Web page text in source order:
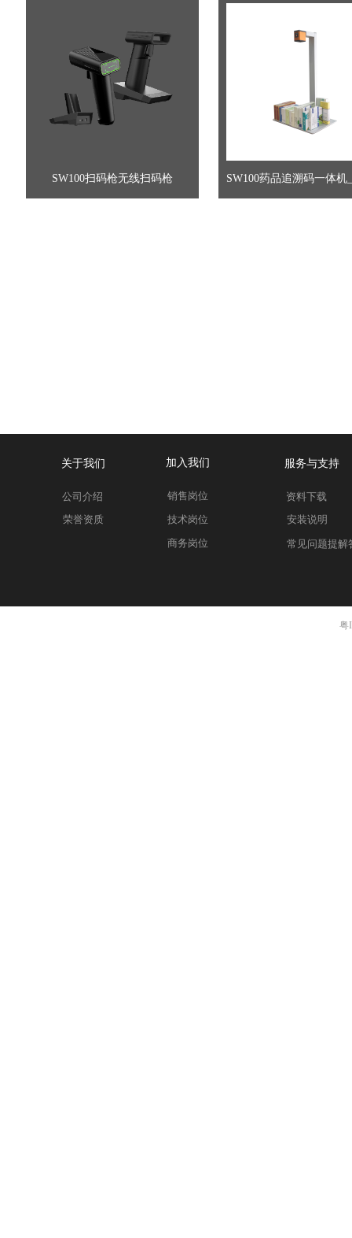
SW100扫码枪无线扫码枪
关于我们 加入我们 服务与支持
公司介绍
荣誉资质
商务岗位
销售岗位
技术岗位
资料下载
安装说明
常见问题提解
粤